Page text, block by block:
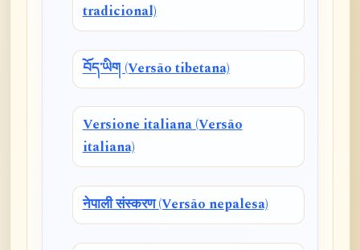
tradicional)
བོད་ཡིག (Versão tibetana)
Versione italiana (Versão
italiana)
नेपाली संस्करण (Versão nepalesa)